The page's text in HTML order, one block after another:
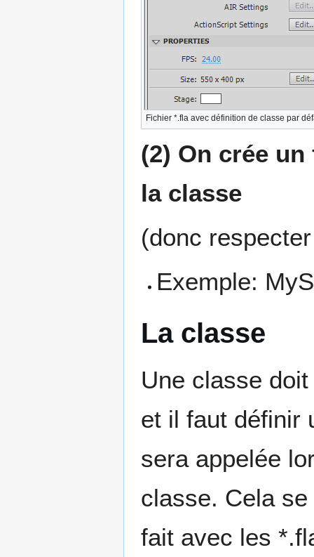
Fichier *.fla avec définition de classe par
(2) On crée
la classe
(donc
Exemple:
La classe
Une classe
et il faut définir
sera appelée
classe. Cela
fait avec les